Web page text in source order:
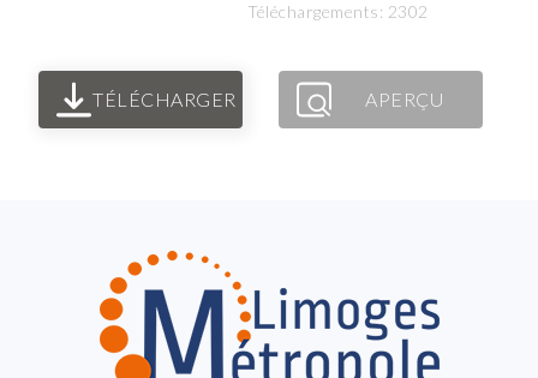
Téléchargements: 2302
TÉLÉCHARGER APERÇU